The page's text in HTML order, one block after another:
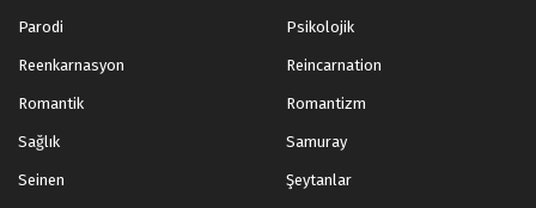
Parodi Psikolojik
Reenkarnasyon Reincarnation
Romantik Romantizm
Sağlık Samuray
Seinen Şeytanlar